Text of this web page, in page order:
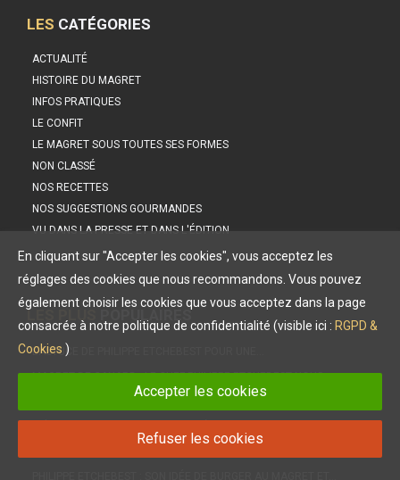
LES CATÉGORIES
ACTUALITÉ
HISTOIRE DU MAGRET
INFOS PRATIQUES
LE CONFIT
LE MAGRET SOUS TOUTES SES FORMES
NON CLASSÉ
NOS RECETTES
NOS SUGGESTIONS GOURMANDES
VU DANS LA PRESSE ET DANS L'ÉDITION
LES PLUS POPULAIRES
L’ASTUCE DE PHILIPPE ETCHEBEST POUR UNE…
MAGRET DE CANARD : LE CHEF PHILIPPE ETCHEBEST NOUS…
LES PETITES SAUCES À SERVIR AVEC NOTRE MAGRET DE…
En cliquant sur "Accepter les cookies", vous acceptez les
réglages des cookies que nous recommandons. Vous pouvez
également choisir les cookies que vous acceptez dans la page
consacrée à notre politique de confidentialité (visible ici : RGPD &
Cookies )
Accepter les cookies
Refuser les cookies